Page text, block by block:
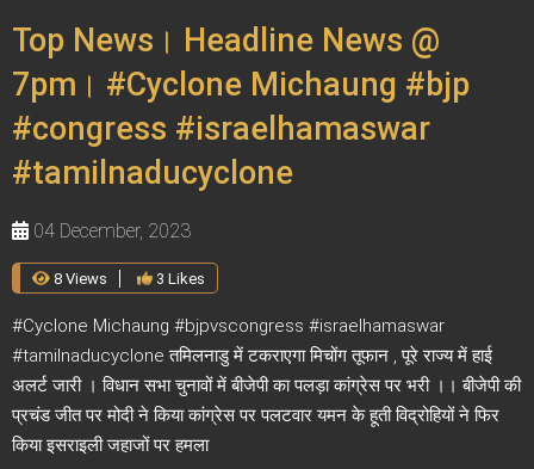
Top News। Headline News @
7pm। #Cyclone Michaung #bjp
#congress #israelhamaswar
#tamilnaducyclone
04 December, 2023
8 Views 3 Likes
#Cyclone Michaung #bjpvscongress #israelhamaswar
#tamilnaducyclone तमिलनाडु में टकराएगा मिचोंग तूफान , पूरे राज्य में हाई
अलर्ट जारी । विधान सभा चुनावों में बीजेपी का पलड़ा कांग्रेस पर भरी ।। बीजेपी की
प्रचंड जीत पर मोदी ने किया कांग्रेस पर पलटवार यमन के हूती विद्रोहियों ने फिर
किया इसराइली जहाजों पर हमला